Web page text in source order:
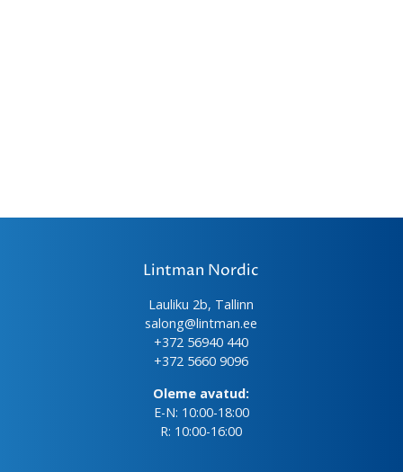
Lintman Nordic
Lauliku 2b, Tallinn
salong@lintman.ee
+372 56940 440
+372 5660 9096
Oleme avatud:
E-N: 10:00-18:00
R: 10:00-16:00